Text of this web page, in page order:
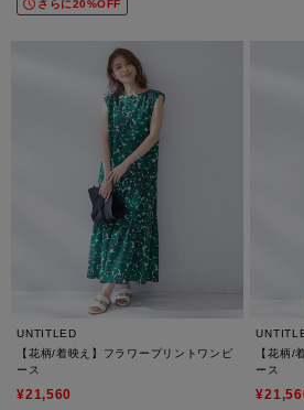
さらに20%OFF
UNTITLED
【花柄/着映え】フラワープリントワンピ
ース
¥21,560
【花柄/
ース